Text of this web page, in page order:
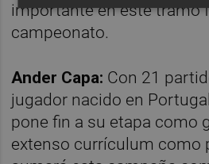
importante en este tramo
campeonato.
Ander Capa: Con 21
jugador nacido en
pone fin a su etapa como
extenso currículum como